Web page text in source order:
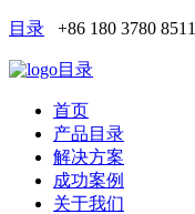
目录 +86 180 3780 8511
目录
首页
产品目录
解决方案
成功案例
关于我们